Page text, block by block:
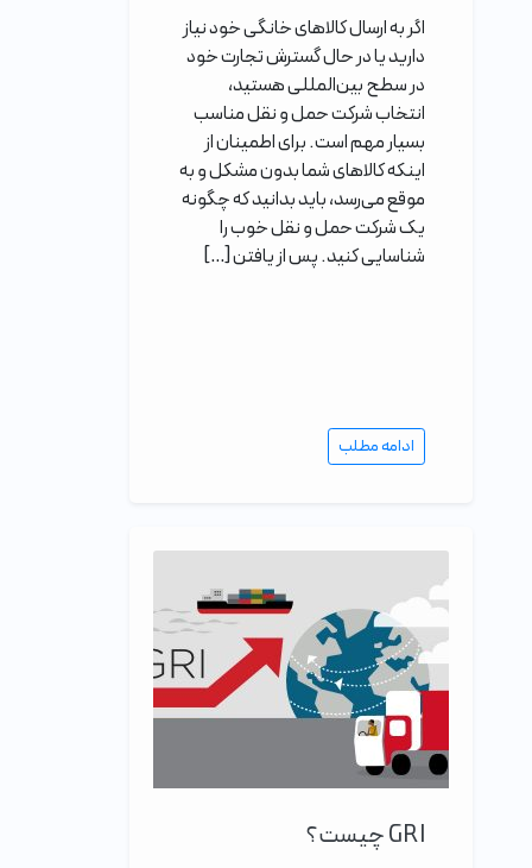
اگر به ارسال کالاهای خانگی خود نیاز
دارید یا در حال گسترش تجارت خود
در سطح بین‌المللی هستید،
انتخاب شرکت حمل و نقل مناسب
بسیار مهم است. برای اطمینان از
اینکه کالاهای شما بدون مشکل و به
موقع می‌رسد، باید بدانید که چگونه
یک شرکت حمل و نقل خوب را
شناسایی کنید. پس از یافتن […]
ادامه مطلب
GRI چیست؟